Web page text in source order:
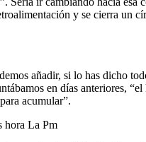
y se cierra un
añadir, si lo has dicho
en días anteriores,
acumular”.
hora La Pm